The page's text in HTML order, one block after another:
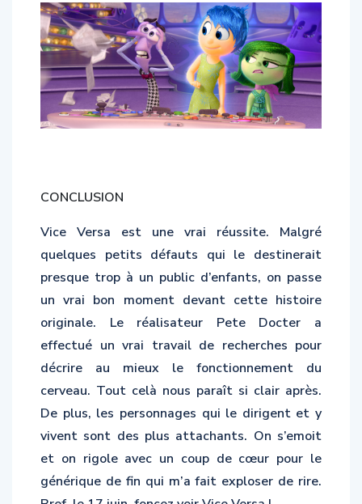
quelques petits défauts qui le destinerait
presque trop à un public d’enfants, on passe
un vrai bon moment devant cette histoire
originale. Le réalisateur Pete Docter a
effectué un vrai travail de recherches pour
décrire au mieux le fonctionnement du
cerveau. Tout celà nous paraît si clair après.
De plus, les personnages qui le dirigent et y
vivent sont des plus attachants. On s’emoit
et on rigole avec un coup de cœur pour le
générique de fin qui m’a fait exploser de rire.
Bref, le 17 juin, foncez voir Vice Versa !